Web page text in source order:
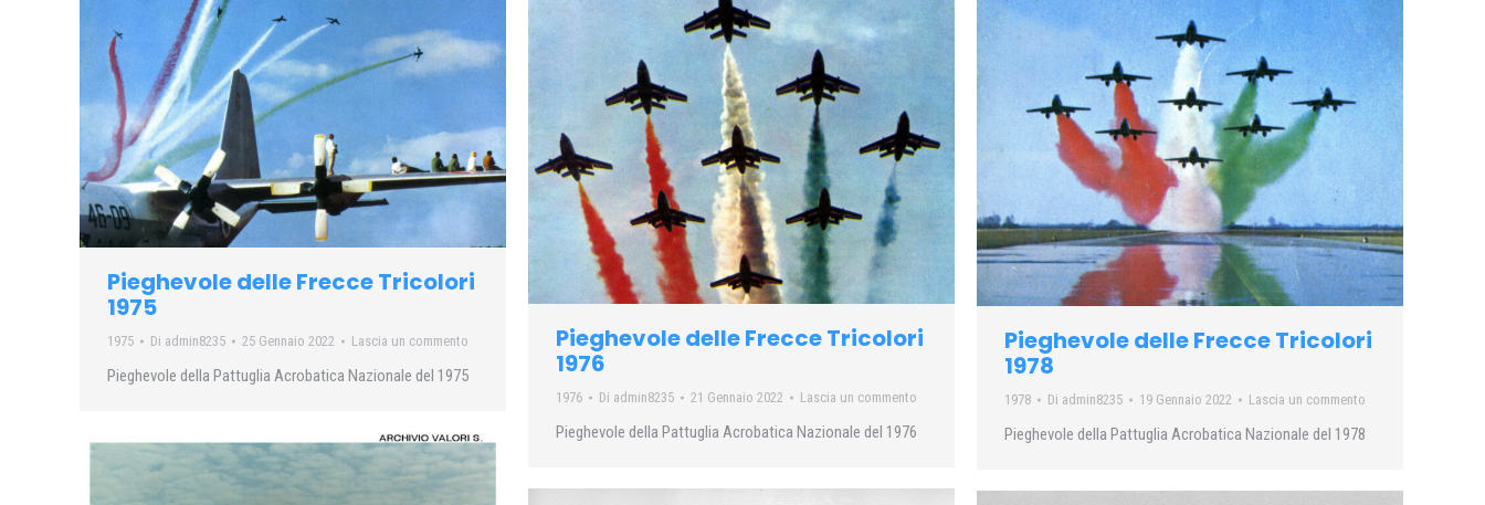
Pieghevole delle Frecce Tricolori
1975
1975 Di admin8235 25 Gennaio 2022 Lascia un commento
Pieghevole della Pattuglia Acrobatica Nazionale del 1975
Pieghevole delle Frecce Tricolori
1976
1976 Di admin8235 21 Gennaio 2022 Lascia un commento
Pieghevole della Pattuglia Acrobatica Nazionale del 1976
Pieghevole delle Frecce Tricolori
1978
1978 Di admin8235 19 Gennaio 2022 Lascia un commento
Pieghevole della Pattuglia Acrobatica Nazionale del 1978